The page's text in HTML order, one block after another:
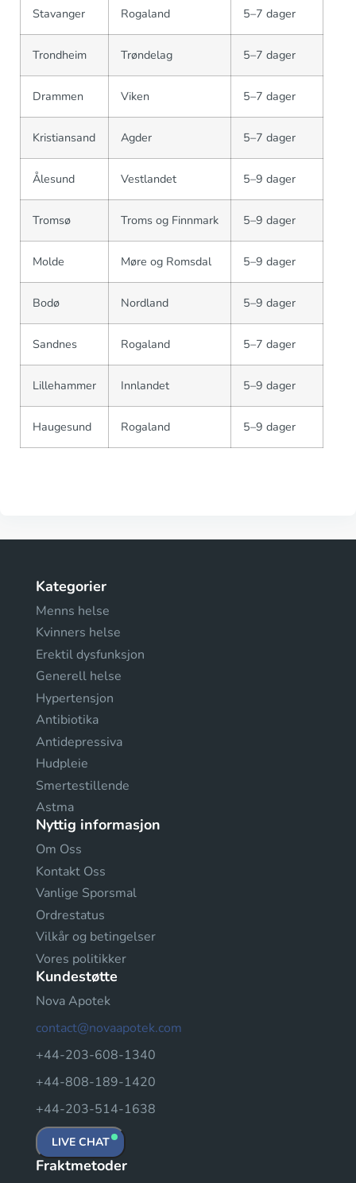
Stavanger Rogaland 5–7 dager
Trondheim Trøndelag 5–7 dager
Drammen Viken 5–7 dager
Kristiansand Agder 5–7 dager
Ålesund Vestlandet 5–9 dager
Tromsø Troms og Finnmark 5–9 dager
Molde Møre og Romsdal 5–9 dager
Bodø Nordland 5–9 dager
Sandnes Rogaland 5–7 dager
Lillehammer Innlandet 5–9 dager
Haugesund Rogaland 5–9 dager
Kategorier
Menns helse
Kvinners helse
Erektil dysfunksjon
Generell helse
Hypertensjon
Antibiotika
Antidepressiva
Hudpleie
Smertestillende
Astma
Nyttig informasjon
Om Oss
Kontakt Oss
Vanlige Sporsmal
Ordrestatus
Vilkår og betingelser
Vores politikker
Kundestøtte
Nova Apotek
contact@novaapotek.com
+44-203-608-1340
+44-808-189-1420
+44-203-514-1638
LIVE CHAT
Fraktmetoder